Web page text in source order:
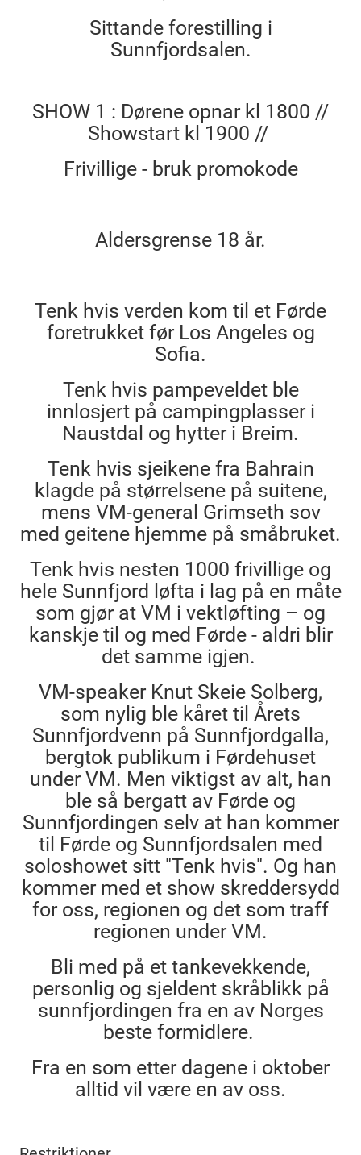
Sittande forestilling i
Sunnfjordsalen.
SHOW 1 : Dørene opnar kl 1800 //
Showstart kl 1900 //
Frivillige - bruk promokode
Aldersgrense 18 år.
Tenk hvis verden kom til et Førde
foretrukket før Los Angeles og
Sofia.
Tenk hvis pampeveldet ble
innlosjert på campingplasser i
Naustdal og hytter i Breim.
Tenk hvis sjeikene fra Bahrain
klagde på størrelsene på suitene,
mens VM-general Grimseth sov
med geitene hjemme på småbruket.
Tenk hvis nesten 1000 frivillige og
hele Sunnfjord løfta i lag på en måte
som gjør at VM i vektløfting – og
kanskje til og med Førde - aldri blir
det samme igjen.
VM-speaker Knut Skeie Solberg,
som nylig ble kåret til Årets
Sunnfjordvenn på Sunnfjordgalla,
bergtok publikum i Førdehuset
under VM. Men viktigst av alt, han
ble så bergatt av Førde og
Sunnfjordingen selv at han kommer
til Førde og Sunnfjordsalen med
soloshowet sitt "Tenk hvis". Og han
kommer med et show skreddersydd
for oss, regionen og det som traff
regionen under VM.
Bli med på et tankevekkende,
personlig og sjeldent skråblikk på
sunnfjordingen fra en av Norges
beste formidlere.
Fra en som etter dagene i oktober
alltid vil være en av oss.